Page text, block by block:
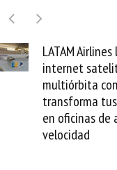
lanza
vuelos